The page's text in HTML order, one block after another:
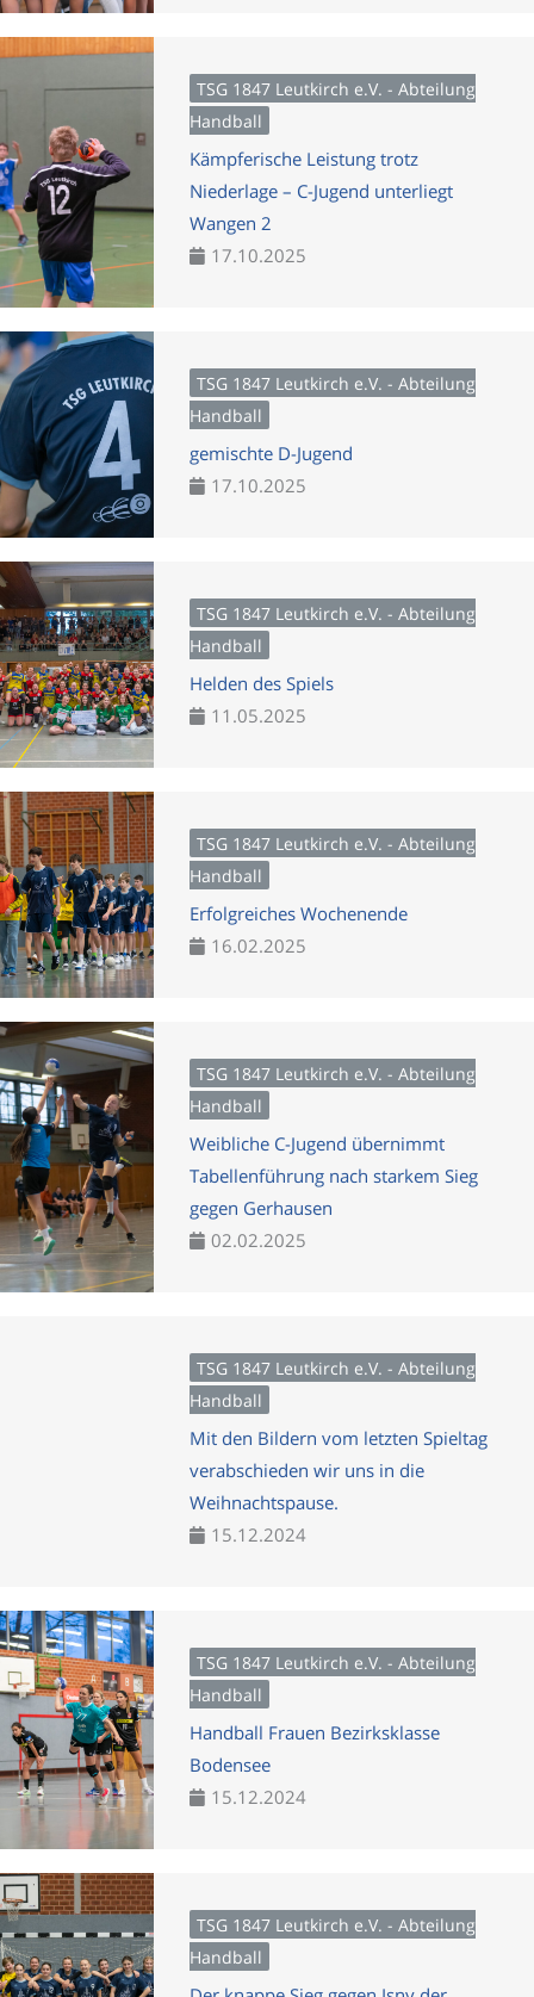
TSG 1847 Leutkirch e.V. - Abteilung
Handball
Kämpferische Leistung trotz
Niederlage – C-Jugend unterliegt
Wangen 2
17.10.2025
TSG 1847 Leutkirch e.V. - Abteilung
Handball
gemischte D-Jugend
17.10.2025
TSG 1847 Leutkirch e.V. - Abteilung
Handball
Helden des Spiels
11.05.2025
TSG 1847 Leutkirch e.V. - Abteilung
Handball
Erfolgreiches Wochenende
16.02.2025
TSG 1847 Leutkirch e.V. - Abteilung
Handball
Weibliche C-Jugend übernimmt
Tabellenführung nach starkem Sieg
gegen Gerhausen
02.02.2025
TSG 1847 Leutkirch e.V. - Abteilung
Handball
Mit den Bildern vom letzten Spieltag
verabschieden wir uns in die
Weihnachtspause.
15.12.2024
TSG 1847 Leutkirch e.V. - Abteilung
Handball
Handball Frauen Bezirksklasse
Bodensee
15.12.2024
TSG 1847 Leutkirch e.V. - Abteilung
Handball